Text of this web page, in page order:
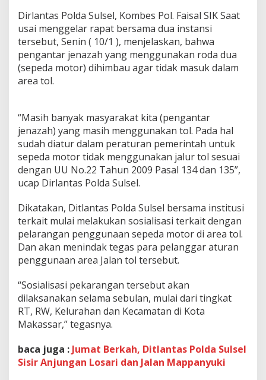
k
a
l
T
e
g
n
A
t
u
r
a
n
P
N
m
o
r
4
a
h
u
2
0
Dirlantas Polda Sulsel, Kombes Pol. Faisal SIK Saat
usai menggelar rapat bersama dua instansi
tersebut, Senin ( 10/1 ), menjelaskan, bahwa
pengantar jenazah yang menggunakan roda dua
(sepeda motor) dihimbau agar tidak masuk dalam
area tol.
“Masih banyak masyarakat kita (pengantar
jenazah) yang masih menggunakan tol. Pada hal
sudah diatur dalam peraturan pemerintah untuk
sepeda motor tidak menggunakan jalur tol sesuai
dengan UU No.22 Tahun 2009 Pasal 134 dan 135”,
ucap Dirlantas Polda Sulsel.
Dikatakan, Ditlantas Polda Sulsel bersama institusi
terkait mulai melakukan sosialisasi terkait dengan
pelarangan penggunaan sepeda motor di area tol.
Dan akan menindak tegas para pelanggar aturan
penggunaan area Jalan tol tersebut.
“Sosialisasi pekarangan tersebut akan
dilaksanakan selama sebulan, mulai dari tingkat
RT, RW, Kelurahan dan Kecamatan di Kota
Makassar,” tegasnya.
baca juga :Jumat Berkah, Ditlantas Polda Sulsel
Sisir Anjungan Losari dan Jalan Mappanyuki